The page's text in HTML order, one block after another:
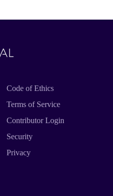
Code of Ethics
Terms of Service
Contributor Login
Security
Privacy